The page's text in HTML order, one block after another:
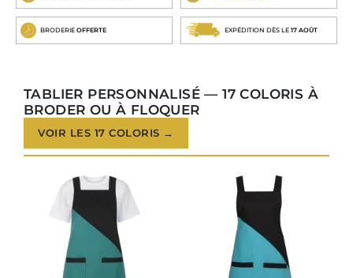
BRODERIE OFFERTE EXPÉDITION DÈS LE 17 AOÛT
TABLIER PERSONNALISÉ — 17 COLORIS À
BRODER OU À FLOQUER
VOIR LES 17 COLORIS →